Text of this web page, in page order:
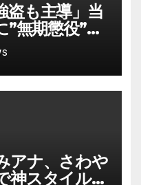
盗も主導」当
”無期懲役”求
で説明でき
が判断』＜
国的に見ても
判決の行方
アナ、さわや
神スタイル炸